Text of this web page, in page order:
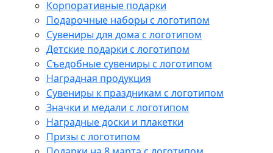
Корпоративные подарки
Подарочные наборы с логотипом
Сувениры для дома с логотипом
Детские подарки с логотипом
Съедобные сувениры с логотипом
Наградная продукция
Сувениры к праздникам с логотипом
Значки и медали с логотипом
Наградные доски и плакетки
Призы с логотипом